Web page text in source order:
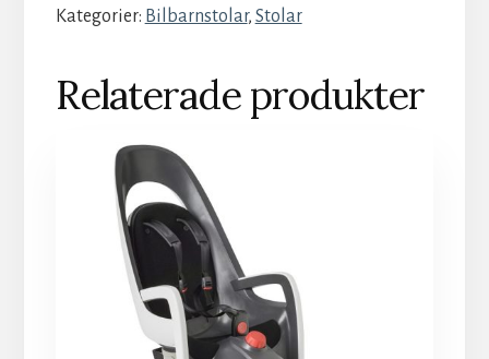
Kategorier: Bilbarnstolar, Stolar
Relaterade produkter